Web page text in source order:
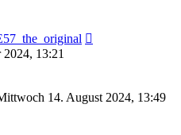
2024, 13:21
14. August 2024, 13:49